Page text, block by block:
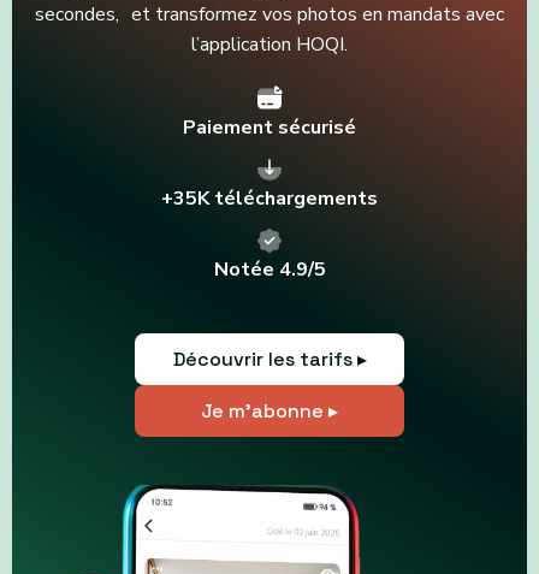
secondes, et transformez vos photos en mandats avec
l’application HOQI.
Paiement sécurisé
+35K téléchargements
Notée 4.9/5
Découvrir les tarifs ▸
Je m'abonne ▸